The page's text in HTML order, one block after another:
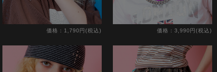
価格：1,790円(税込) 価格：3,990円(税込)